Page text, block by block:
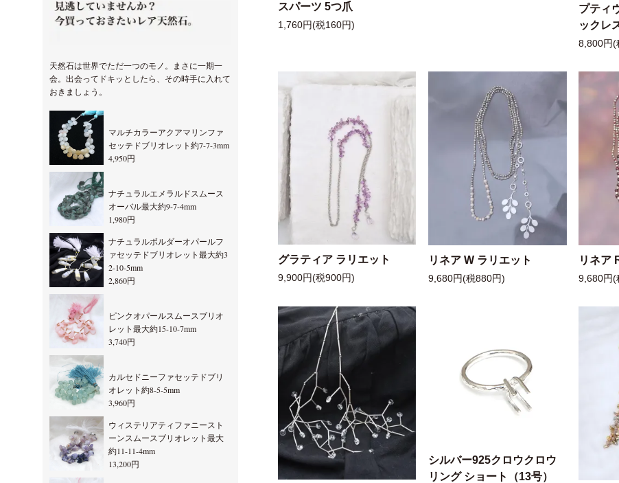
スパーツ 5つ爪
1,760円(税160円)
プティ
ックレ
8,800円(
グラティア ラリエット
9,900円(税900円)
リネア W ラリエット
9,680円(税880円)
リネア
9,680円(
シルバー925クロウクロウ
リング ショート（13号）
天然石は世界でただ一つのモノ。まさに一期一
会。出会ってドキッとしたら、その時手に入れて
おきましょう。
マルチカラーアクアマリンファ
セッテドブリオレット約7-7-3mm
4,950円
ナチュラルエメラルドスムース
オーバル最大約9-7-4mm
1,980円
ナチュラルボルダーオパールフ
ァセッテドブリオレット最大約3
2-10-5mm
2,860円
ピンクオパールスムースブリオ
レット最大約15-10-7mm
3,740円
カルセドニーファセッテドブリ
オレット約8-5-5mm
3,960円
ウィステリアティファニースト
ーンスムースブリオレット最大
約11-11-4mm
13,200円